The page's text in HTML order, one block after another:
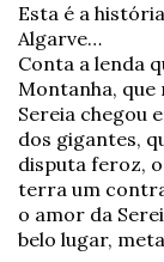
Esta é a
Algarve…
Conta a lenda
Montanha, que
Sereia chegou
dos gigantes,
disputa feroz,
terra um
o amor da
belo lugar,